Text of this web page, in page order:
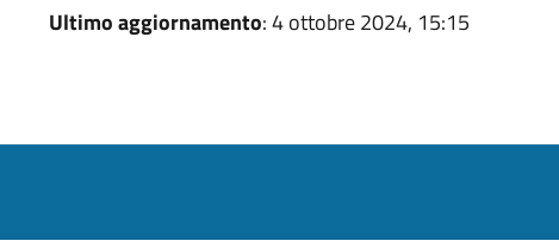
Ultimo aggiornamento: 4 ottobre 2024, 15:15